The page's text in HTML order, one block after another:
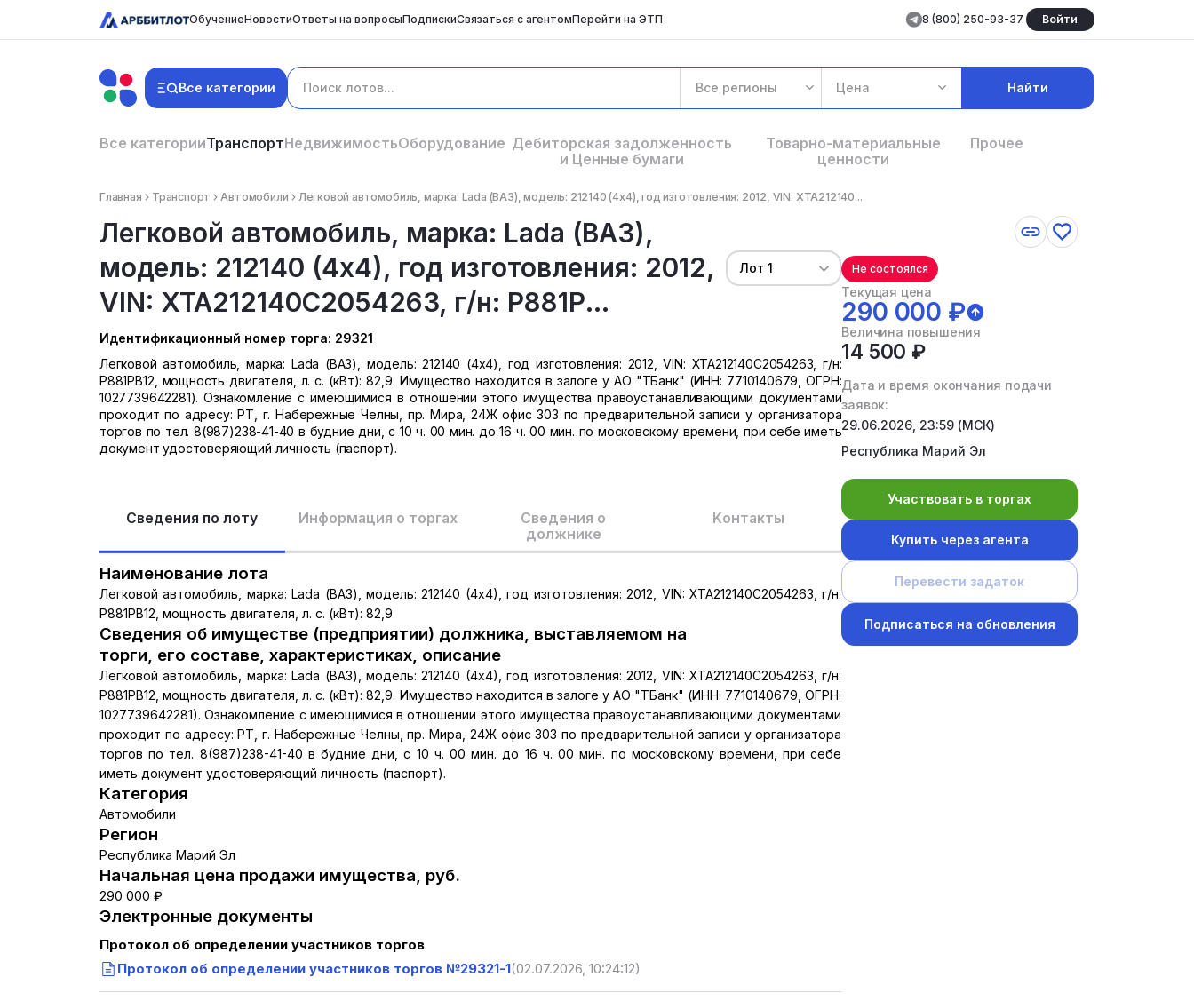
ОбучениеНовостиОтветы на вопросыПодпискиСвязаться с агентомПерейти на ЭТП 8 (800) 250-93-37 Войти
Все категории Все регионы Цена Найти
Все категорииТранспортНедвижимостьОборудование Дебиторская задолженность
и Ценные бумаги
Товарно-материальные
ценности
Прочее
Главная Транспорт Автомобили Легковой автомобиль, марка: Lada (ВАЗ), модель: 212140 (4х4), год изготовления: 2012, VIN: XTA212140...
Легковой автомобиль, марка: Lada (ВАЗ),
модель: 212140 (4х4), год изготовления: 2012,
VIN: XTA212140C2054263, г/н: Р881Р...
Лот 1
Идентификационный номер торга: 29321
Легковой автомобиль, марка: Lada (ВАЗ), модель: 212140 (4х4), год изготовления: 2012, VIN: XTA212140C2054263, г/н:
Р881РВ12, мощность двигателя, л. с. (кВт): 82,9. Имущество находится в залоге у АО "ТБанк" (ИНН: 7710140679, ОГРН:
1027739642281). Ознакомление с имеющимися в отношении этого имущества правоустанавливающими документами
проходит по адресу: РТ, г. Набережные Челны, пр. Мира, 24Ж офис 303 по предварительной записи у организатора
торгов по тел. 8(987)238-41-40 в будние дни, с 10 ч. 00 мин. до 16 ч. 00 мин. по московскому времени, при себе иметь
документ удостоверяющий личность (паспорт).
Сведения по лоту Информация о торгах
Сведения о
должнике
Kонтакты
Наименование лота
Легковой автомобиль, марка: Lada (ВАЗ), модель: 212140 (4х4), год изготовления: 2012, VIN: XTA212140C2054263, г/н:
Р881РВ12, мощность двигателя, л. с. (кВт): 82,9
Сведения об имуществе (предприятии) должника, выставляемом на
торги, его составе, характеристиках, описание
Легковой автомобиль, марка: Lada (ВАЗ), модель: 212140 (4х4), год изготовления: 2012, VIN: XTA212140C2054263, г/н:
Р881РВ12, мощность двигателя, л. с. (кВт): 82,9. Имущество находится в залоге у АО "ТБанк" (ИНН: 7710140679, ОГРН:
1027739642281). Ознакомление с имеющимися в отношении этого имущества правоустанавливающими документами
проходит по адресу: РТ, г. Набережные Челны, пр. Мира, 24Ж офис 303 по предварительной записи у организатора
торгов по тел. 8(987)238-41-40 в будние дни, с 10 ч. 00 мин. до 16 ч. 00 мин. по московскому времени, при себе
иметь документ удостоверяющий личность (паспорт).
Категория
Автомобили
Регион
Республика Марий Эл
Начальная цена продажи имущества, руб.
290 000 ₽
Электронные документы
Протокол об определении участников торгов
Протокол об определении участников торгов №29321-1(02.07.2026, 10:24:12)
Не состоялся
Текущая цена
290 000 ₽
Величина повышения
14 500 ₽
Дата и время окончания подачи
заявок:
29.06.2026, 23:59 (МСК)
Республика Марий Эл
Участвовать в торгах
Купить через агента
Перевести задаток
Подписаться на обновления